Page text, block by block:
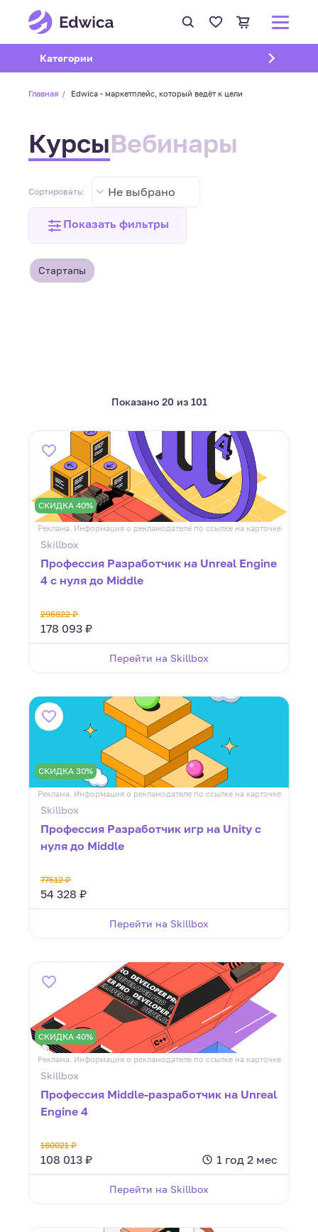
Открыть подменю
Категории
Главная Edwica - маркетплейс, который ведёт к цели
КурсыВебинары
Сортировать: Не выбрано
Показать фильтры
Стартапы
Показано 20 из 101
СКИДКА 40%
Реклама. Информация о рекламодателе по ссылке на карточке
Skillbox
Профессия Разработчик на Unreal Engine
4 с нуля до Middle
296822 ₽
178 093 ₽
Перейти на Skillbox
СКИДКА 30%
Реклама. Информация о рекламодателе по ссылке на карточке
Skillbox
Профессия Разработчик игр на Unity с
нуля до Middle
77612 ₽
54 328 ₽
Перейти на Skillbox
СКИДКА 40%
Реклама. Информация о рекламодателе по ссылке на карточке
Skillbox
Профессия Middle-разработчик на Unreal
Engine 4
180021 ₽
108 013 ₽ 1 год 2 мес
Перейти на Skillbox